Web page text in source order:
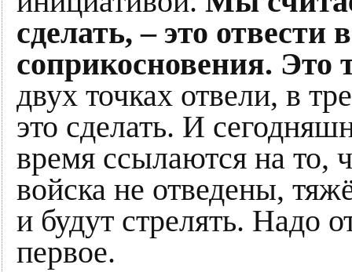
сделать, – это
соприкосновения. Это
двух точках отвели, в
это сделать. И
время ссылаются на то,
войска не отведены,
и будут стрелять. Надо
первое.